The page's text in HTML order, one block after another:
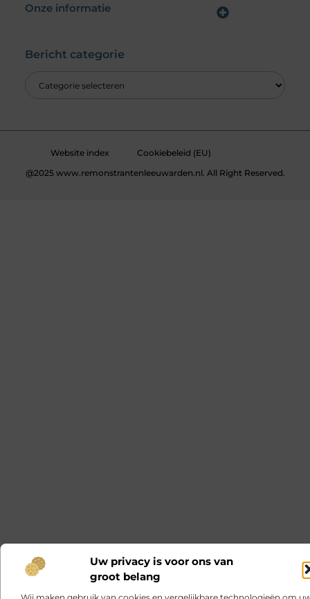
Uw privacy is voor ons van
groot belang
Onze informatie
Bericht categorie
Website index
Cookiebeleid (EU)
@2025 www.remonstrantenleeuwarden.nl. All Right Reserved.